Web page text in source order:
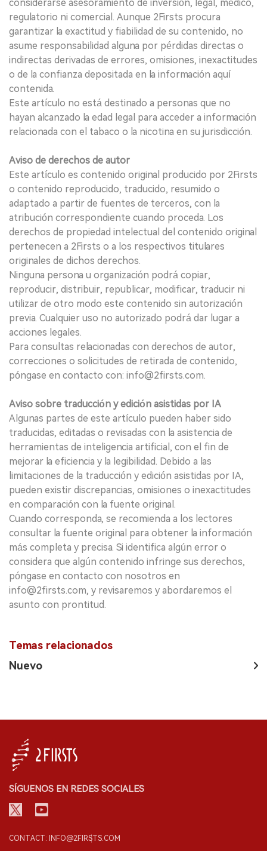
considerarse asesoramiento de inversión, legal, médico,
regulatorio ni comercial. Aunque 2Firsts procura
garantizar la exactitud y fiabilidad de su contenido, no
asume responsabilidad alguna por pérdidas directas o
indirectas derivadas de errores, omisiones, inexactitudes
o de la confianza depositada en la información aquí
contenida.
Este artículo no está destinado a personas que no
hayan alcanzado la edad legal para acceder a información
relacionada con el tabaco o la nicotina en su jurisdicción.
Aviso de derechos de autor
Este artículo es contenido original producido por 2Firsts
o contenido reproducido, traducido, resumido o
adaptado a partir de fuentes de terceros, con la
atribución correspondiente cuando proceda. Los
derechos de propiedad intelectual del contenido original
pertenecen a 2Firsts o a los respectivos titulares
originales de dichos derechos.
Ninguna persona u organización podrá copiar,
reproducir, distribuir, republicar, modificar, traducir ni
utilizar de otro modo este contenido sin autorización
previa. Cualquier uso no autorizado podrá dar lugar a
acciones legales.
Para consultas relacionadas con derechos de autor,
correcciones o solicitudes de retirada de contenido,
póngase en contacto con: info@2firsts.com.
Aviso sobre traducción y edición asistidas por IA
Algunas partes de este artículo pueden haber sido
traducidas, editadas o revisadas con la asistencia de
herramientas de inteligencia artificial, con el fin de
mejorar la eficiencia y la legibilidad. Debido a las
limitaciones de la traducción y edición asistidas por IA,
pueden existir discrepancias, omisiones o inexactitudes
en comparación con la fuente original.
Cuando corresponda, se recomienda a los lectores
consultar la fuente original para obtener la información
más completa y precisa. Si identifica algún error o
considera que algún contenido infringe sus derechos,
póngase en contacto con nosotros en
info@2firsts.com, y revisaremos y abordaremos el
asunto con prontitud.
Temas relacionados
Nuevo
SÍGUENOS EN REDES SOCIALES
CONTACT: INFO@2FIRSTS.COM